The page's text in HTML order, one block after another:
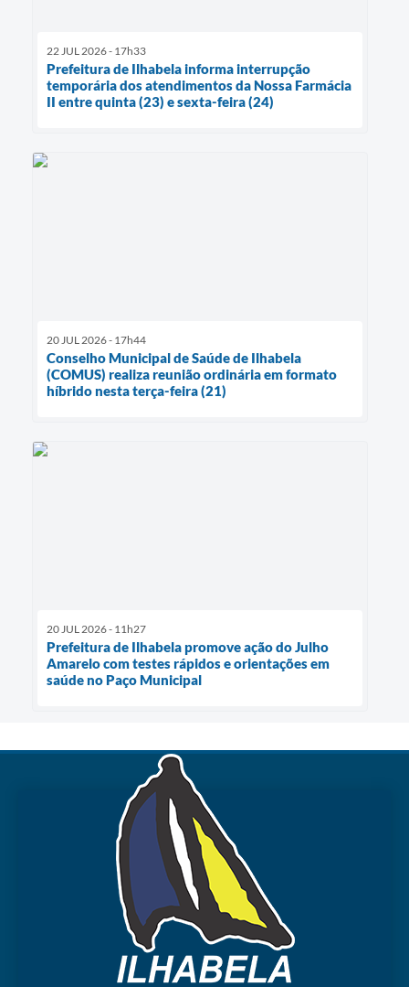
22 JUL 2026 - 17h33
Prefeitura de Ilhabela informa interrupção
temporária dos atendimentos da Nossa Farmácia
II entre quinta (23) e sexta-feira (24)
20 JUL 2026 - 17h44
Conselho Municipal de Saúde de Ilhabela
(COMUS) realiza reunião ordinária em formato
híbrido nesta terça-feira (21)
20 JUL 2026 - 11h27
Prefeitura de Ilhabela promove ação do Julho
Amarelo com testes rápidos e orientações em
saúde no Paço Municipal